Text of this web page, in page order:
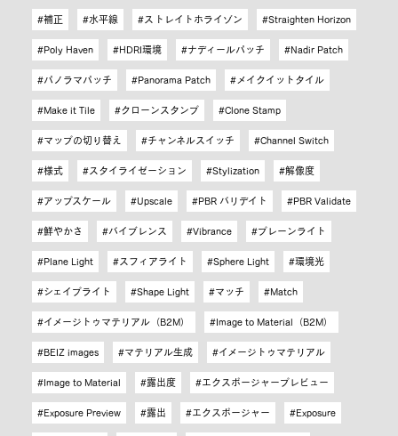
補正 水平線 ストレイトホライゾン Straighten Horizon
Poly Haven HDRI環境 ナディールパッチ Nadir Patch
パノラマパッチ Panorama Patch メイクイットタイル
Make it Tile クローンスタンプ Clone Stamp
マップの切り替え チャンネルスイッチ Channel Switch
様式 スタイライゼーション Stylization 解像度
アップスケール Upscale PBR バリデイト PBR Validate
鮮やかさ バイブレンス Vibrance プレーンライト
Plane Light スフィアライト Sphere Light 環境光
シェイプライト Shape Light マッチ Match
イメージトゥマテリアル（B2M） Image to Material（B2M）
BEIZ images マテリアル生成 イメージトゥマテリアル
Image to Material 露出度 エクスポージャープレビュー
Exposure Preview 露出 エクスポージャー Exposure